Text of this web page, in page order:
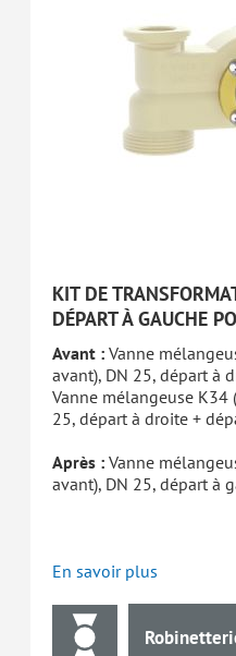
KIT DE
DÉPART À GAUCHE
Avant : Vanne
avant), DN 25, départ à
Vanne mélangeuse K34
25, départ à droite +
Après : Vanne
avant), DN 25, départ à
En savoir plus